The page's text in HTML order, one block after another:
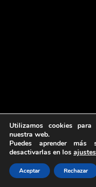
Utilizamos cookies
nuestra web.
Puedes aprender
desactivarlas en los ajustes
Aceptar Rechazar